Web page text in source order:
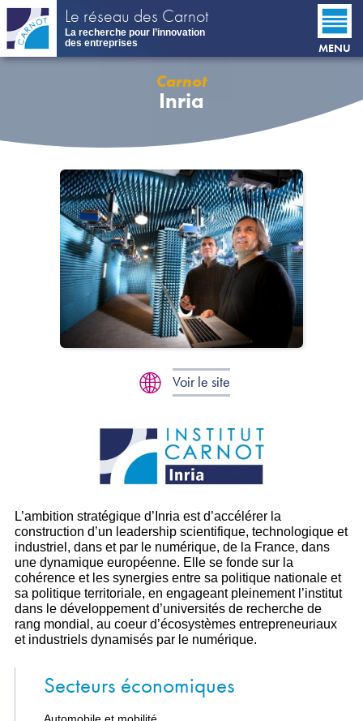
Aller
contenu
principal
Le réseau des Carnot
La recherche pour l’innovation
des entreprises
MENU
Carnot
Inria
Voir le site
L’ambition stratégique d’Inria est d’accélérer la
construction d’un leadership scientifique, technologique et
industriel, dans et par le numérique, de la France, dans
une dynamique européenne. Elle se fonde sur la
cohérence et les synergies entre sa politique nationale et
sa politique territoriale, en engageant pleinement l’institut
dans le développement d’universités de recherche de
rang mondial, au coeur d’écosystèmes entrepreneuriaux
et industriels dynamisés par le numérique.
Secteurs économiques
Automobile et mobilité